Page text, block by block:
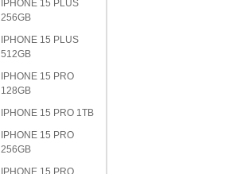
IPHONE 15 PLUS
256GB
IPHONE 15 PLUS
512GB
IPHONE 15 PRO
128GB
IPHONE 15 PRO 1TB
IPHONE 15 PRO
256GB
IPHONE 15 PRO